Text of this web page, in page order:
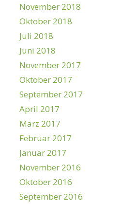
November 2018
Oktober 2018
Juli 2018
Juni 2018
November 2017
Oktober 2017
September 2017
April 2017
März 2017
Februar 2017
Januar 2017
November 2016
Oktober 2016
September 2016